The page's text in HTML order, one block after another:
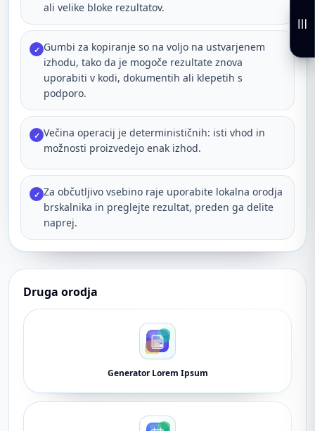
ali velike bloke rezultatov.
✓ Gumbi za kopiranje so na voljo na ustvarjenem
izhodu, tako da je mogoče rezultate znova
uporabiti v kodi, dokumentih ali klepetih s
podporo.
✓ Večina operacij je determinističnih: isti vhod in
možnosti proizvedejo enak izhod.
✓ Za občutljivo vsebino raje uporabite lokalna orodja
brskalnika in preglejte rezultat, preden ga delite
naprej.
Druga orodja
Generator Lorem Ipsum